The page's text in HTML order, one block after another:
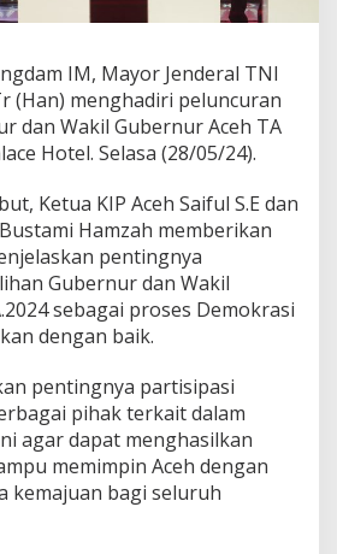
IM, Mayor Jenderal TNI
(Han) menghadiri peluncuran
dan Wakil Gubernur Aceh TA
Hotel. Selasa (28/05/24).
Ketua KIP Aceh Saiful S.E dan
Hamzah memberikan
pentingnya
Gubernur dan Wakil
sebagai proses Demokrasi
dengan baik.
pentingnya partisipasi
pihak terkait dalam
agar dapat menghasilkan
memimpin Aceh dengan
kemajuan bagi seluruh